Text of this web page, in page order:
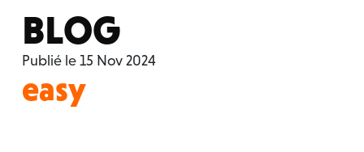
BLOG
Publié le 15 Nov 2024
easy